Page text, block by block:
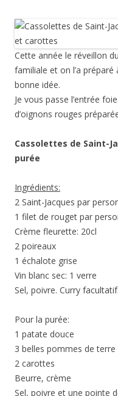
Ingrédients:
2 Saint-Jacques par
1 filet de rouget par
Crème fleurette: 20cl
2 poireaux
1 échalote grise
Vin blanc sec: 1 verre
Pour la purée:
3 belles pommes de terre
2 carottes
Beurre, crème
Sel, poivre et une pointe
On a préparé une fondue
émincée finement.
Puis on a poêlé
Dans chaque cassolette
fondue de poireau, les
réduire le vin blanc dans
On a laissé encore
une pointe de curry et on
cassolette. Puis au four